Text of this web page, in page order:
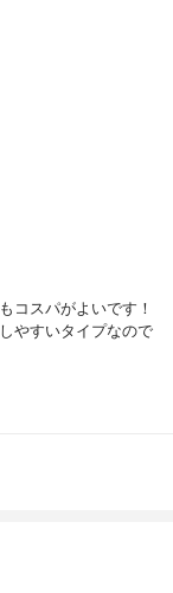
コスパがよいです！
やすいタイプなので